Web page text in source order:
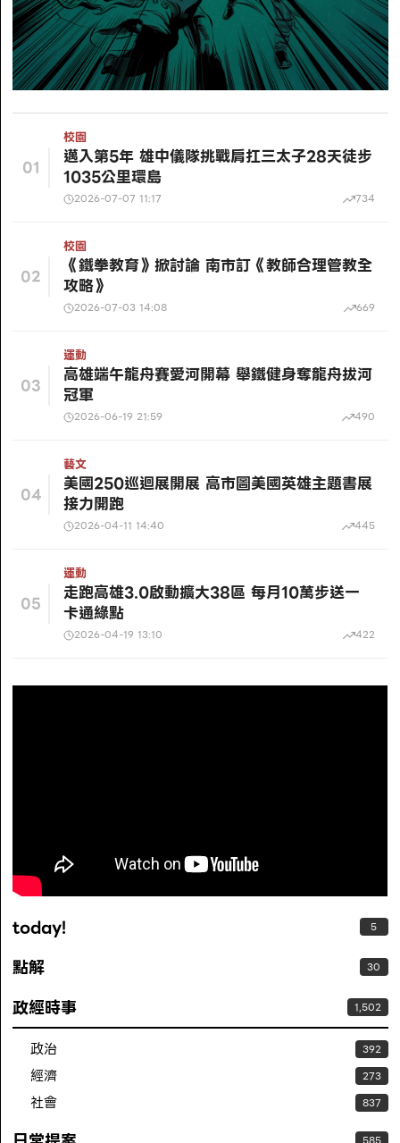
01
校園
邁入第5年 雄中儀隊挑戰肩扛三太子28天徒步
1035公里環島
2026-07-07 11:17 734
02
校園
《鐵拳教育》掀討論 南市訂《教師合理管教全
攻略》
2026-07-03 14:08 669
03
運動
高雄端午龍舟賽愛河開幕 舉鐵健身奪龍舟拔河
冠軍
2026-06-19 21:59 490
04
藝文
美國250巡迴展開展 高市圖美國英雄主題書展
接力開跑
2026-04-11 14:40 445
05
運動
走跑高雄3.0啟動擴大38區 每月10萬步送一
卡通綠點
2026-04-19 13:10 422
today! 5
點解 30
政經時事 1,502
政治 392
經濟 273
社會 837